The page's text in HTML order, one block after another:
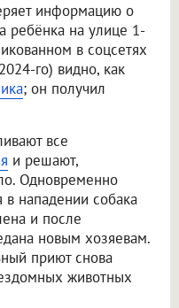
информацию о
ребёнка на улице 1-
в соцсетях
го) видно, как
; он получил
все
и решают,
Одновременно
в нападении собака
и после
новым хозяевам.
приют снова
животных